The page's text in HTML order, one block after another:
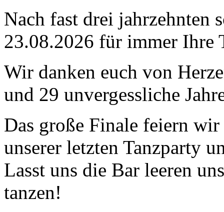
Nach fast drei jahrzehnten
23.08.2026 für immer Ihre
Wir danken euch von
und 29 unvergessliche
Das große Finale feiern
unserer letzten Tanzparty
Lasst uns die Bar leeren
tanzen!